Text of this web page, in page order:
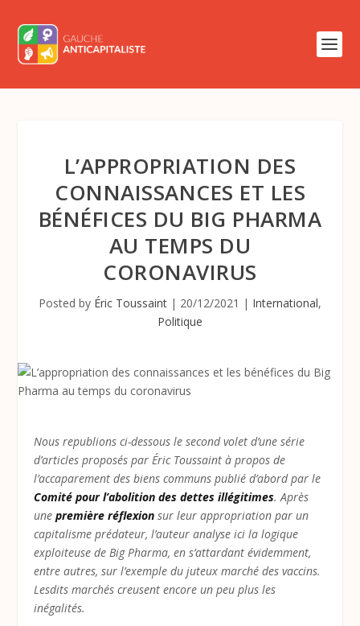
L’APPROPRIATION DES
CONNAISSANCES ET LES
BÉNÉFICES DU BIG PHARMA
AU TEMPS DU
CORONAVIRUS
Posted by Éric Toussaint | 20/12/2021 | International,
Politique
Nous republions ci-dessous le second volet d’une série
d’articles proposés par Éric Toussaint à propos de
l’accaparement des biens communs publié d’abord par le
Comité pour l’abolition des dettes illégitimes. Après
unepremière réflexion sur leur appropriation par un
capitalisme prédateur, l’auteur analyse ici la logique
exploiteuse de Big Pharma, en s’attardant évidemment,
entre autres, sur l’exemple du juteux marché des vaccins.
Lesdits marchés creusent encore un peu plus les
inégalités.